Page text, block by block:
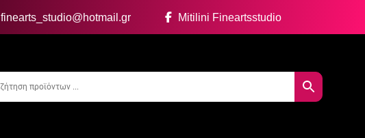
finearts_studio@hotmail.gr Mitilini Fineartsstudio